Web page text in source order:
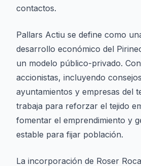
contactos.
Pallars Actiu se define como
desarrollo económico del
un modelo público-privado.
accionistas, incluyendo
ayuntamientos y empresas del
trabaja para reforzar el tejido
fomentar el emprendimiento y
estable para fijar población.
La incorporación de Roser